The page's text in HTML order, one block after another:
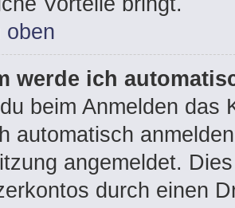
oben
werde ich
beim Anmelden das
automatisch
angemeldet.
durch einen